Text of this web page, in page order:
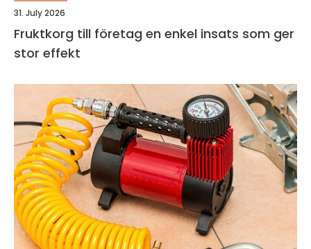
31. July 2026
Fruktkorg till företag en enkel insats som ger
stor effekt